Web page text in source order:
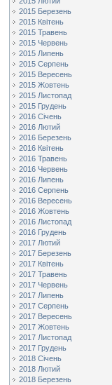
2015 Березень
2015 Квітень
2015 Травень
2015 Червень
2015 Липень
2015 Серпень
2015 Вересень
2015 Жовтень
2015 Листопад
2015 Грудень
2016 Січень
2016 Лютий
2016 Березень
2016 Квітень
2016 Травень
2016 Червень
2016 Липень
2016 Серпень
2016 Вересень
2016 Жовтень
2016 Листопад
2016 Грудень
2017 Лютий
2017 Березень
2017 Квітень
2017 Травень
2017 Червень
2017 Липень
2017 Серпень
2017 Вересень
2017 Жовтень
2017 Листопад
2017 Грудень
2018 Січень
2018 Лютий
2018 Березень